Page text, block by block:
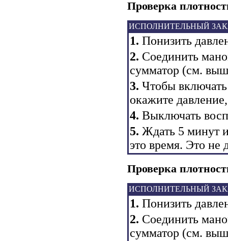
Проверка
ИСПОЛНИТЕЛЬНЫЙ
1. Понизить
2. Соединить
сумматор (см.
3. Чтобы
окажите
4. Выключать
5. Ждать 5 минут
это время. Это
Проверка
ИСПОЛНИТЕЛЬНЫЙ
1. Понизить
2. Соединить
сумматор (см.